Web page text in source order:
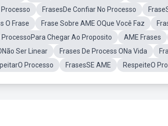
FrasesDe Confiar No Processo
O Frase
Frase Sobre AME OQue Você Faz
Chegar Ao Proposito
AME Frases
Ser Linear
Frases De Process ONa Vida
Processo
FrasesSE AME RespeiteO